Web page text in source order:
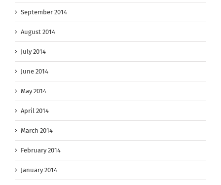
September 2014
August 2014
July 2014
June 2014
May 2014
April 2014
March 2014
February 2014
January 2014